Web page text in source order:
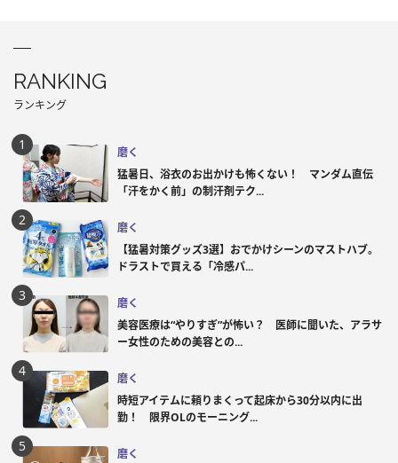
RANKING
ランキング
磨く
猛暑日、浴衣のお出かけも怖くない！ マンダム直伝
「汗をかく前」の制汗剤テク...
磨く
【猛暑対策グッズ3選】おでかけシーンのマストハブ。
ドラストで買える「冷感パ...
磨く
美容医療は“やりすぎ”が怖い？ 医師に聞いた、アラサ
ー女性のための美容との...
磨く
時短アイテムに頼りまくって起床から30分以内に出
勤！ 限界OLのモーニング...
磨く